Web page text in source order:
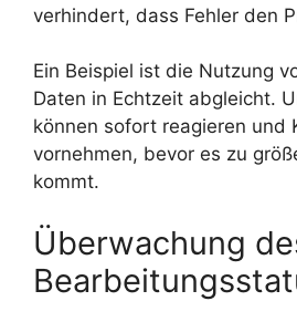
verhindert, dass Fehler den
Ein Beispiel ist die Nutzung
Daten in Echtzeit abgleicht.
können sofort reagieren und
vornehmen, bevor es zu
kommt.
Überwachung